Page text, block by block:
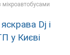
Dj і
у Києві